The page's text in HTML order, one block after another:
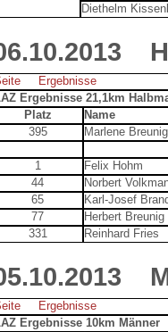
Diethelm
Ergebnisse
Ergebnisse 21,1km
Platz
Name
395
Marlene Breunig
1
Felix Hohm
44
Norbert
65
Karl-Josef
77
Herbert Breunig
331
Reinhard Fries
Ergebnisse
Ergebnisse 10km Männer